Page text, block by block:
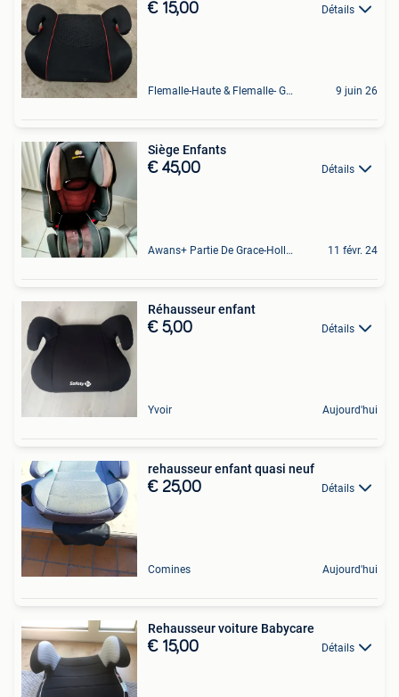
€ 15,00 Détails
Flemalle-Haute & Flemalle- Grande & Partie Awirs 9 juin 26
Siège Enfants
€ 45,00 Détails
Awans+ Partie De Grace-Hollogne 11 févr. 24
Réhausseur enfant
€ 5,00 Détails
Yvoir Aujourd'hui
rehausseur enfant quasi neuf
€ 25,00 Détails
Comines Aujourd'hui
Rehausseur voiture Babycare
€ 15,00 Détails